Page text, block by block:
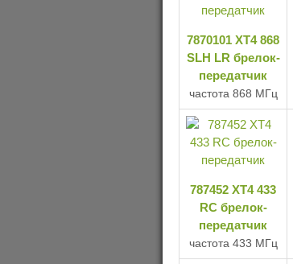
7870101 XT4 868
SLH LR брелок-
передатчик
частота 868 МГц
787452 XT4 433
RC брелок-
передатчик
частота 433 МГц